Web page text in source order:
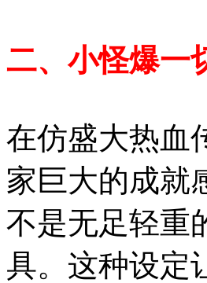
二、小怪爆一
在仿盛大热血
家巨大的成就
不是无足轻重
具。这种设定